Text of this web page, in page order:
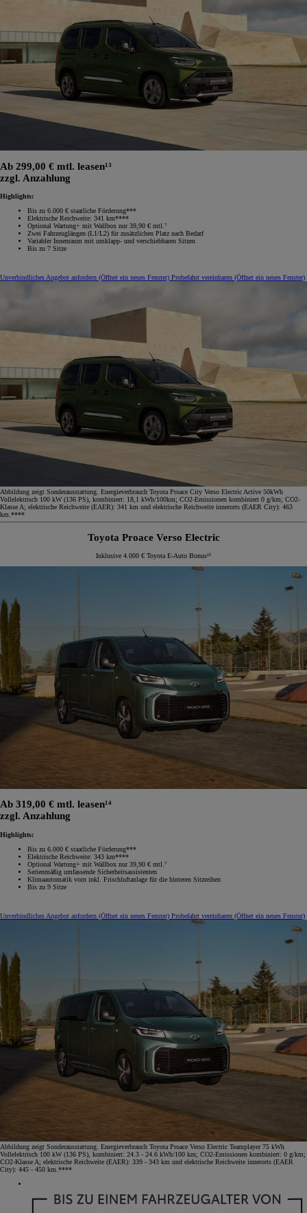
Ab 299,00 € mtl. leasen¹³
zzgl. Anzahlung
Highlights:
Bis zu 6.000 € staatliche Förderung***
Elektrische Reichweite: 341 km****
Optional Wartung+ mit Wallbox nur 39,90 € mtl.⁷
Zwei Fahrzeuglängen (L1/L2) für zusätzlichen Platz nach Bedarf
Variabler Innenraum mit umklapp‑ und verschiebbaren Sitzen
Bis zu 7 Sitze
Unverbindliches Angebot anfordern (Öffnet ein neues Fenster) Probefahrt vereinbaren (Öffnet ein neues Fenster)
Abbildung zeigt Sonderausstattung. Energieverbrauch Toyota Proace City Verso Electric Active 50kWh
Vollelektrisch 100 kW (136 PS), kombiniert: 18,1 kWh/100km; CO2-Emissionen kombiniert 0 g/km; CO2-
Klasse A; elektrische Reichweite (EAER): 341 km und elektrische Reichweite innerorts (EAER City): 463
km.****
Toyota Proace Verso Electric
Inklusive 4.000 € Toyota E-Auto Bonus¹²
Ab 319,00 € mtl. leasen¹⁴
zzgl. Anzahlung
Highlights:
Bis zu 6.000 € staatliche Förderung***
Elektrische Reichweite: 343 km****
Optional Wartung+ mit Wallbox nur 39,90 € mtl.⁷
Serienmäßig umfassende Sicherheitsassistenten
Klimaautomatik vorn inkl. Frischluftanlage für die hinteren Sitzreihen
Bis zu 9 Sitze
Unverbindliches Angebot anfordern (Öffnet ein neues Fenster) Probefahrt vereinbaren (Öffnet ein neues Fenster)
Abbildung zeigt Sonderausstattung. Energieverbrauch Toyota Proace Verso Electric Teamplayer 75 kWh
Vollelektrisch 100 kW (136 PS), kombiniert: 24.3 - 24.6 kWh/100 km; CO2-Emissionen kombiniert: 0 g/km;
CO2-Klasse A; elektrische Reichweite (EAER): 339 - 343 km und elektrische Reichweite innerorts (EAER
City): 445 - 450 km.****